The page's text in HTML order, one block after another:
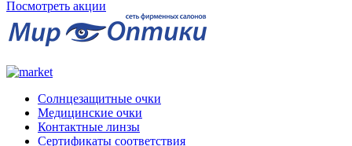
Посмотреть акции
Солнцезащитные очки
Медицинские очки
Контактные линзы
Сертификаты соответствия